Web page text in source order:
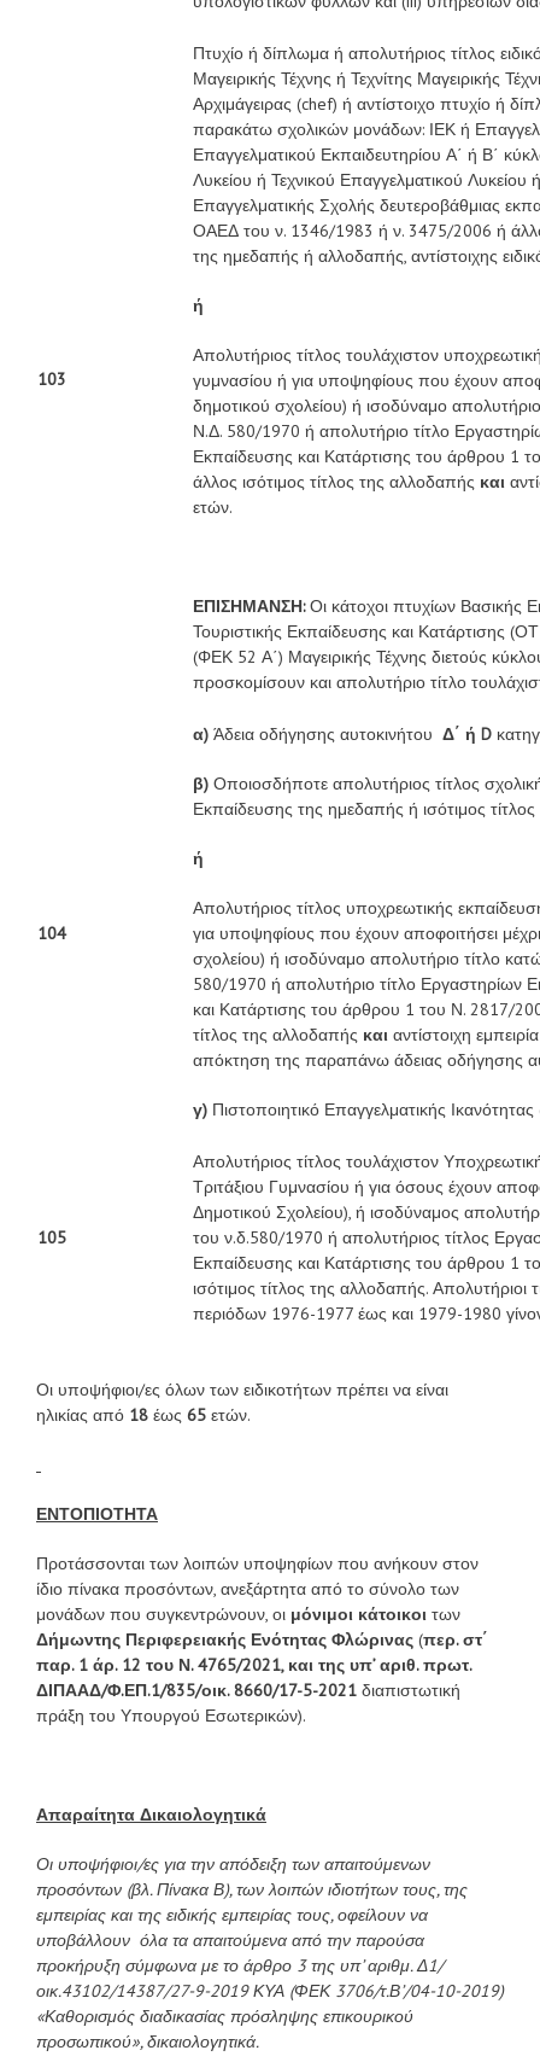
103
Πτυχίο ή δίπλωμα ή απολυτήριος τίτλος
Μαγειρικής Τέχνης ή Τεχνίτης Μαγειρικής
Αρχιμάγειρας (chef) ή αντίστοιχο πτυχίο ή
παρακάτω σχολικών μονάδων: ΙΕΚ ή
Επαγγελματικού Εκπαιδευτηρίου Α΄ ή Β΄
Λυκείου ή Τεχνικού Επαγγελματικού Λυκείου
Επαγγελματικής Σχολής δευτεροβάθμιας
ΟΑΕΔ του ν. 1346/1983 ή ν. 3475/2006 ή
της ημεδαπής ή αλλοδαπής, αντίστοιχης
ή
Απολυτήριος τίτλος τουλάχιστον
γυμνασίου ή για υποψηφίους που έχουν
δημοτικού σχολείου) ή ισοδύναμο
Ν.Δ. 580/1970 ή απολυτήριο τίτλο
Εκπαίδευσης και Κατάρτισης του άρθρου 1
άλλος ισότιμος τίτλος της αλλοδαπής και
ετών.
ΕΠΙΣΗΜΑΝΣΗ:Οι κάτοχοι πτυχίων Βασικής
Τουριστικής Εκπαίδευσης και Κατάρτισης
(ΦΕΚ 52 Α΄) Μαγειρικής Τέχνης διετούς
προσκομίσουν και απολυτήριο τίτλο
104
α) Άδεια οδήγησης αυτοκινήτου Δ΄ ή D
β) Οποιοσδήποτε απολυτήριος τίτλος
Εκπαίδευσης της ημεδαπής ή ισότιμος
ή
Απολυτήριος τίτλος υποχρεωτικής
για υποψηφίους που έχουν αποφοιτήσει
σχολείου) ή ισοδύναμο απολυτήριο τίτλο
580/1970 ή απολυτήριο τίτλο Εργαστηρίων
και Κατάρτισης του άρθρου 1 του Ν. 2817/
τίτλος της αλλοδαπής και αντίστοιχη
απόκτηση της παραπάνω άδειας οδήγησης
γ) Πιστοποιητικό Επαγγελματικής Ικανότητας
105
Απολυτήριος τίτλος τουλάχιστον
Τριτάξιου Γυμνασίου ή για όσους έχουν
Δημοτικού Σχολείου), ή ισοδύναμος
του ν.δ.580/1970 ή απολυτήριος τίτλος
Εκπαίδευσης και Κατάρτισης του άρθρου 1
ισότιμος τίτλος της αλλοδαπής. Απολυτήριοι
περιόδων 1976-1977 έως και 1979-1980
Οι υποψήφιοι/ες όλων των ειδικοτήτων πρέπει να είναι
ηλικίας από 18 έως 65 ετών.
ΕΝΤΟΠΙΟΤΗΤΑ
Προτάσσονται των λοιπών υποψηφίων που ανήκουν στον
ίδιο πίνακα προσόντων, ανεξάρτητα από το σύνολο των
μονάδων που συγκεντρώνουν, οι μόνιμοι κάτοικοι των
Δήμωντης Περιφερειακής Ενότητας Φλώρινας (περ. στ΄
παρ. 1 άρ. 12 του Ν. 4765/2021, και της υπ’ αριθ. πρωτ.
ΔΙΠΑΑΔ/Φ.ΕΠ.1/835/οικ. 8660/17-5-2021 διαπιστωτική
πράξη του Υπουργού Εσωτερικών).
Απαραίτητα Δικαιολογητικά
Οι υποψήφιοι/ες για την απόδειξη των απαιτούμενων
προσόντων (βλ. Πίνακα Β), των λοιπών ιδιοτήτων τους, της
εμπειρίας και της ειδικής εμπειρίας τους, οφείλουν να
υποβάλλουν όλα τα απαιτούμενα από την παρούσα
προκήρυξη σύμφωνα με το άρθρο 3 της υπ’ αριθμ. Δ1/
οικ.43102/14387/27-9-2019 ΚΥΑ (ΦΕΚ 3706/τ.Β’/04-10-2019)
«Καθορισμός διαδικασίας πρόσληψης επικουρικού
προσωπικού», δικαιολογητικά.